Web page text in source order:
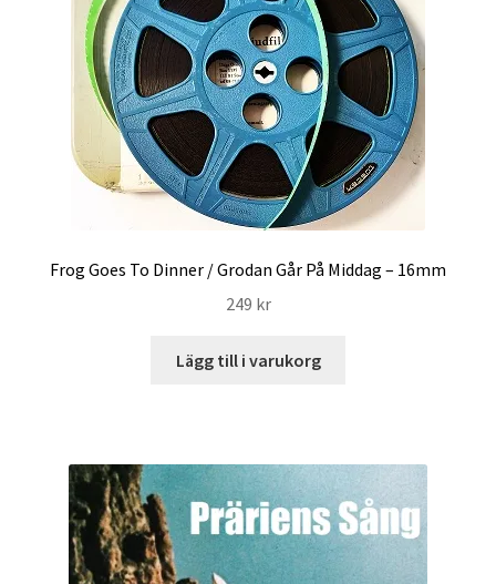
Frog Goes To Dinner / Grodan Går På Middag – 16mm
249 kr
Lägg till i varukorg